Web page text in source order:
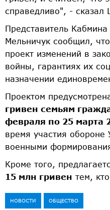
справедливо", - сказал
Представитель
Мельничук сообщил,
проект изменений в
войны, гарантиях их
назначении
Проектом
гривен семьям
февраля по 25 марта
время участия обороне
военными
Кроме того,
15 млн гривен тем,
НОВОСТИ ОБЩЕСТВО